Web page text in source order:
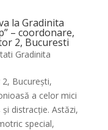
la Gradinita
– coordonare,
2, Bucuresti
Gradinita
București,
a celor mici
distracție. Astăzi,
special,